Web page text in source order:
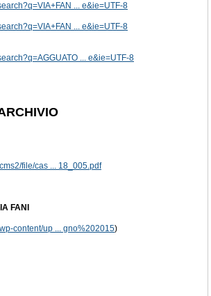
... e&ie=UTF-8
... e&ie=UTF-8
... e&ie=UTF-8
file/cas ... 18_005.pdf
FANI
content/up ... gno%202015)